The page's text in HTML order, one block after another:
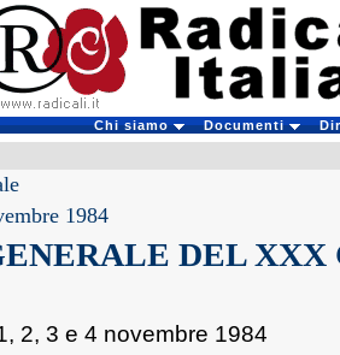
Chi siamo Documenti
1984
DEL XXX
2, 3 e 4 novembre 1984